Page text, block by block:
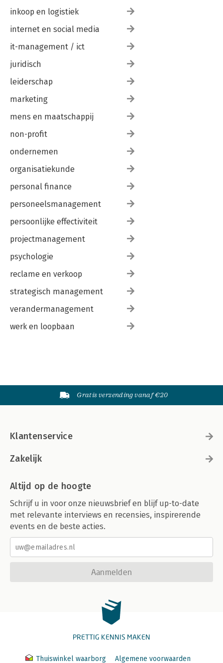
inkoop en logistiek
internet en social media
it-management / ict
juridisch
leiderschap
marketing
mens en maatschappij
non-profit
ondernemen
organisatiekunde
personal finance
personeelsmanagement
persoonlijke effectiviteit
projectmanagement
psychologie
reclame en verkoop
strategisch management
verandermanagement
werk en loopbaan
Gratis verzending vanaf €20
Klantenservice
Zakelijk
Altijd op de hoogte
Schrijf u in voor onze nieuwsbrief en blijf up-to-date
met relevante interviews en recensies, inspirerende
events en de beste acties.
Aanmelden
PRETTIG KENNIS MAKEN
Thuiswinkel waarborg Algemene voorwaarden